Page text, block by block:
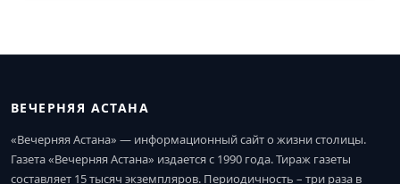
ВЕЧЕРНЯЯ АСТАНА
«Вечерняя Астана» — информационный сайт о жизни столицы.
Газета «Вечерняя Астана» издается с 1990 года. Тираж газеты
составляет 15 тысяч экземпляров. Периодичность – три раза в